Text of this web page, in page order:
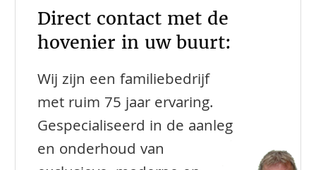
Direct contact met de
hovenier in uw buurt:
Wij zijn een familiebedrijf
met ruim 75 jaar ervaring.
Gespecialiseerd in de aanleg
en onderhoud van